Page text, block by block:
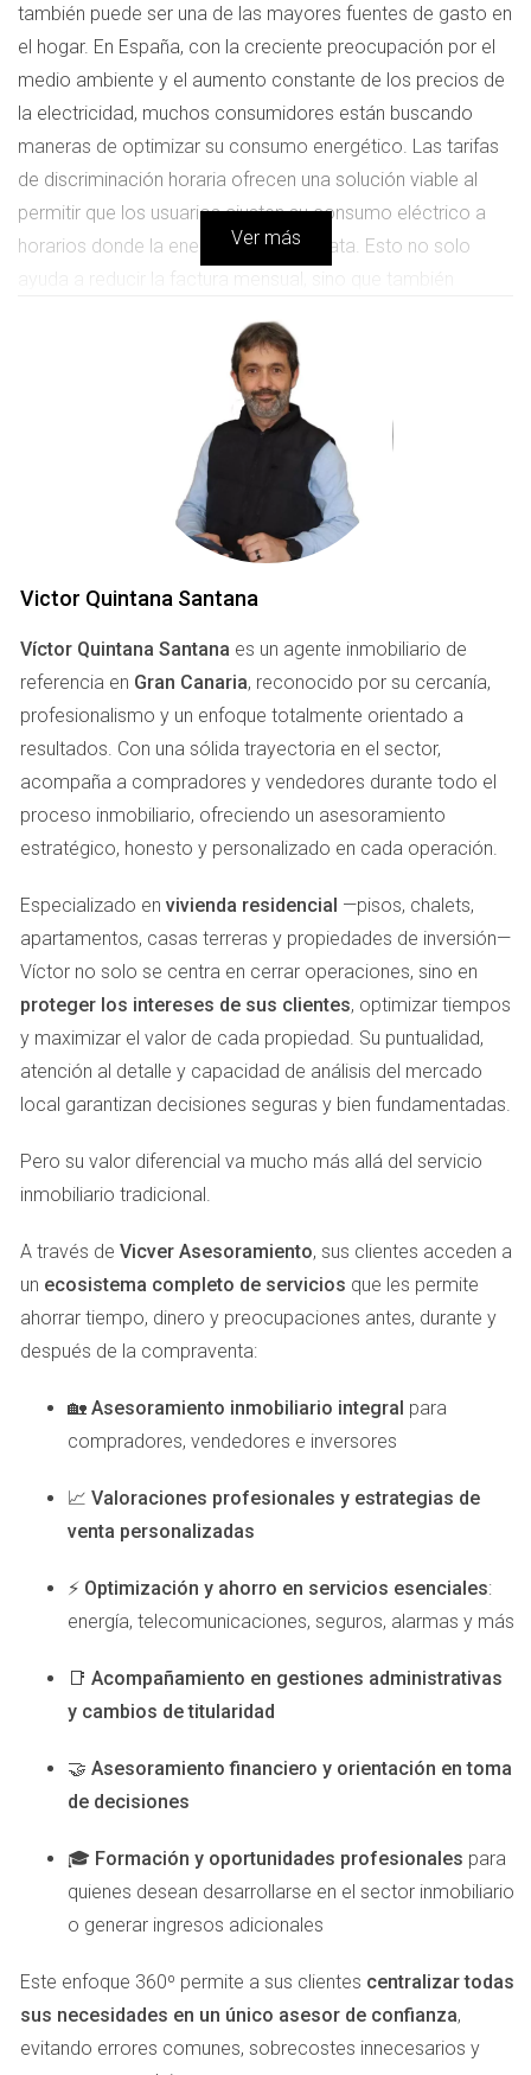
también puede ser una de las mayores fuentes de gasto en
el hogar. En España, con la creciente preocupación por el
medio ambiente y el aumento constante de los precios de
la electricidad, muchos consumidores están buscando
maneras de optimizar su consumo energético. Las tarifas
de discriminación horaria ofrecen una solución viable al
permitir que los usuarios ajusten su consumo eléctrico a
horarios donde la energía es más barata. Esto no solo
ayuda a reducir la factura mensual, sino que también
🔎 Comprobar ahora si estoy pagando de más
Beneficios de las Tarifas de
Discriminación Horaria
Optar por una tarifa de discriminación horaria puede traer
múltiples beneficios. Algunos de los más destacados
Ahorro Económico:Al consumir electricidad durante
las horas valle, puedes reducir considerablemente tu
Conciencia Ecológica:Fomentar un uso
responsable y sostenible de la energía.
Flexibilidad:Adaptar tus hábitos diarios para
aprovechar los precios más bajos.
Incentivos Gubernamentales:
Algunas compañías
bonificaciones por el uso eficiente.
Casos Prácticos
Para ilustrar cómo las tarifas de discriminación horaria
pueden marcar una diferencia real en la vida cotidiana, aquí
te presentamos tres casos prácticos.
La familia Pérez decidió cambiar a una tarifa con
discriminación horaria después de notar que su factura
eléctrica era cada vez más alta. Con dos hijos en edad
escolar y ambos padres trabajando, ajustaron sus horarios
para utilizar electrodomésticos como el lavavajillas y la
lavadora durante la noche. Como resultado, lograron
destinar ese dinero a actividades familiares.
Juan es un estudiante universitario que vive solo y busca
maneras de ahorrar mientras estudia. Al enterarse de las
laptop y utilizar pequeños electrodomésticos durante las
horas valle. Aunque sus hábitos eran menos
convencionales, logró disminuir su gasto energético en un
25%, lo que le permitió ahorrar para sus libros y materiales
Caso 3: La pareja Ana y Luis
Decidieron implementar cambios en su rutina diaria para
aprovechar al máximo la tarifa de discriminación horaria.
Empezaron a cocinar durante la noche y programaron el
durante las horas más baratas. Su esfuerzo conjunto les
permitió ahorrar hasta un 40% en su factura eléctrica, lo
que les ayudó a financiar unas vacaciones soñadas.
Ver más
Victor Quintana Santana
Víctor Quintana Santana es un agente inmobiliario de
referencia en Gran Canaria, reconocido por su cercanía,
profesionalismo y un enfoque totalmente orientado a
resultados. Con una sólida trayectoria en el sector,
acompaña a compradores y vendedores durante todo el
proceso inmobiliario, ofreciendo un asesoramiento
estratégico, honesto y personalizado en cada operación.
Especializado en vivienda residencial —pisos, chalets,
apartamentos, casas terreras y propiedades de inversión—
Víctor no solo se centra en cerrar operaciones, sino en
proteger los intereses de sus clientes, optimizar tiempos
y maximizar el valor de cada propiedad. Su puntualidad,
atención al detalle y capacidad de análisis del mercado
local garantizan decisiones seguras y bien fundamentadas.
Pero su valor diferencial va mucho más allá del servicio
inmobiliario tradicional.
A través de Vicver Asesoramiento, sus clientes acceden a
un ecosistema completo de servicios que les permite
ahorrar tiempo, dinero y preocupaciones antes, durante y
después de la compraventa:
🏡 Asesoramiento inmobiliario integral para
compradores, vendedores e inversores
📈 Valoraciones profesionales y estrategias de
venta personalizadas
⚡ Optimización y ahorro en servicios esenciales:
energía, telecomunicaciones, seguros, alarmas y más
📑 Acompañamiento en gestiones administrativas
y cambios de titularidad
🤝 Asesoramiento financiero y orientación en toma
de decisiones
🎓 Formación y oportunidades profesionales para
quienes desean desarrollarse en el sector inmobiliario
o generar ingresos adicionales
Este enfoque 360º permite a sus clientes centralizar todas
sus necesidades en un único asesor de confianza,
evitando errores comunes, sobrecostes innecesarios y